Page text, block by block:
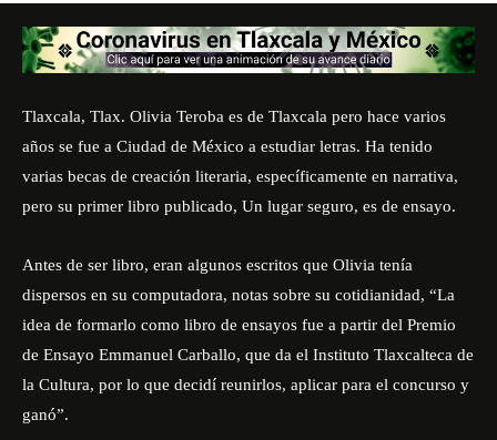
Tlaxcala, Tlax. Olivia Teroba es de Tlaxcala pero hace varios
años se fue a Ciudad de México a estudiar letras. Ha tenido
varias becas de creación literaria, específicamente en narrativa,
pero su primer libro publicado, Un lugar seguro, es de ensayo.
Antes de ser libro, eran algunos escritos que Olivia tenía
dispersos en su computadora, notas sobre su cotidianidad, “La
idea de formarlo como libro de ensayos fue a partir del Premio
de Ensayo Emmanuel Carballo, que da el Instituto Tlaxcalteca de
la Cultura, por lo que decidí reunirlos, aplicar para el concurso y
ganó”.